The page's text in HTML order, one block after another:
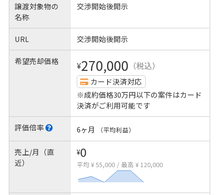
譲渡対象物の
名称
交渉開始後開示
URL 交渉開始後開示
希望売却価格 ¥270,000 （税込）
カード決済対応
※成約価格30万円以下の案件はカード
決済がご利用可能です
評価倍率 6ヶ月 （平均利益）
売上/月（直
近）
¥0
平均 ¥ 55,000 / 最高 ¥ 120,000